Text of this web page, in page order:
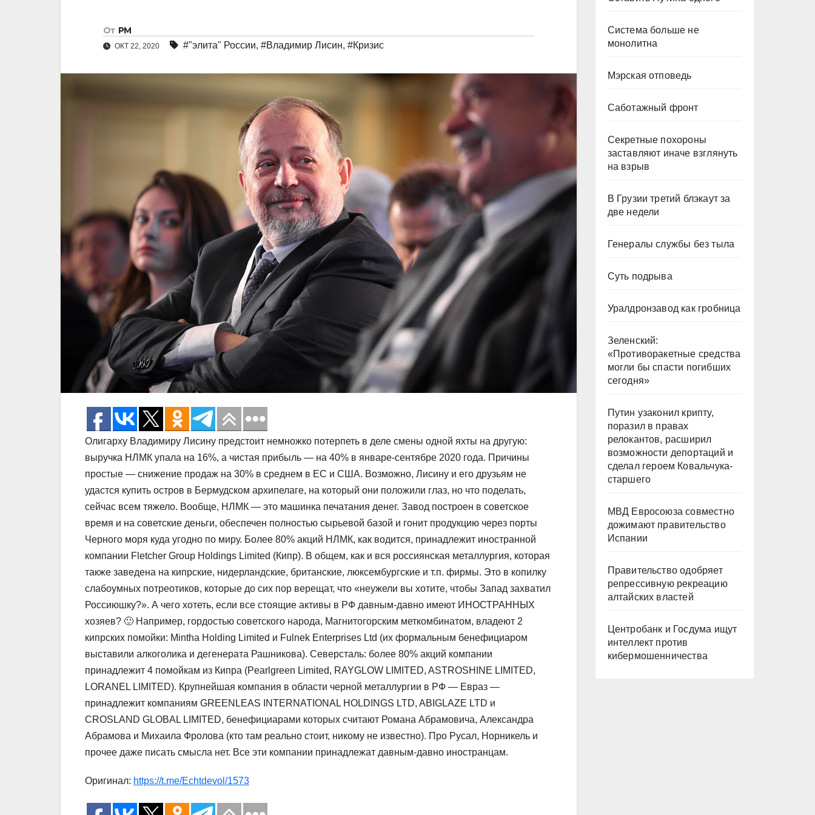
От РМ
ОКТ 22, 2020 #"элита" России, #Владимир Лисин, #Кризис
Олигарху Владимиру Лисину предстоит немножко потерпеть в деле смены одной яхты на другую:
выручка НЛМК упала на 16%, а чистая прибыль — на 40% в январе-сентябре 2020 года. Причины
простые — снижение продаж на 30% в среднем в ЕС и США. Возможно, Лисину и его друзьям не
удастся купить остров в Бермудском архипелаге, на который они положили глаз, но что поделать,
сейчас всем тяжело. Вообще, НЛМК — это машинка печатания денег. Завод построен в советское
время и на советские деньги, обеспечен полностью сырьевой базой и гонит продукцию через порты
Черного моря куда угодно по миру. Более 80% акций НЛМК, как водится, принадлежит иностранной
компании Fletcher Group Holdings Limited (Кипр). В общем, как и вся россиянская металлургия, которая
также заведена на кипрские, нидерландские, британские, люксембургские и т.п. фирмы. Это в копилку
слабоумных потреотиков, которые до сих пор верещат, что «неужели вы хотите, чтобы Запад захватил
Россиюшку?». А чего хотеть, если все стоящие активы в РФ давным-давно имеют ИНОСТРАННЫХ
хозяев? 🙂 Например, гордостью советского народа, Магнитогорским меткомбинатом, владеют 2
кипрских помойки: Mintha Holding Limited и Fulnek Enterprises Ltd (их формальным бенефициаром
выставили алкоголика и дегенерата Рашникова). Северсталь: более 80% акций компании
принадлежит 4 помойкам из Кипра (Pearlgreen Limited, RAYGLOW LIMITED, ASTROSHINE LIMITED,
LORANEL LIMITED). Крупнейшая компания в области черной металлургии в РФ — Евраз —
принадлежит компаниям GREENLEAS INTERNATIONAL HOLDINGS LTD, ABIGLAZE LTD и
CROSLAND GLOBAL LIMITED, бенефициарами которых считают Романа Абрамовича, Александра
Абрамова и Михаила Фролова (кто там реально стоит, никому не известно). Про Русал, Норникель и
прочее даже писать смысла нет. Все эти компании принадлежат давным-давно иностранцам.
Оригинал: https://t.me/Echtdevol/1573
Система больше не
монолитна
Мэрская отповедь
Саботажный фронт
Секретные похороны
заставляют иначе взглянуть
на взрыв
В Грузии третий блэкаут за
две недели
Генералы службы без тыла
Суть подрыва
Уралдронзавод как гробница
Зеленский:
«Противоракетные средства
могли бы спасти погибших
сегодня»
Путин узаконил крипту,
поразил в правах
релокантов, расширил
возможности депортаций и
сделал героем Ковальчука-
старшего
МВД Евросоюза совместно
дожимают правительство
Испании
Правительство одобряет
репрессивную рекреацию
алтайских властей
Центробанк и Госдума ищут
интеллект против
кибермошенничества